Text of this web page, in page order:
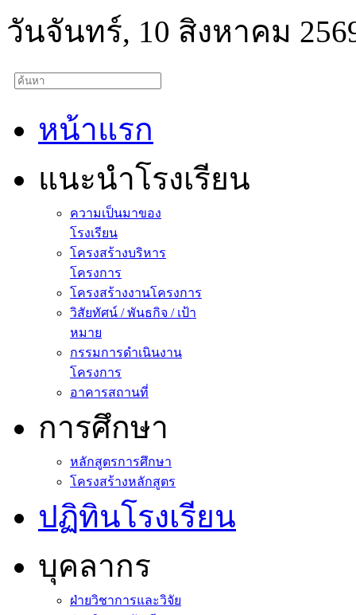
วันจันทร์, 10 สิงหาคม
หน้าแรก
แนะนำโรงเรียน
ความเป็นมาของ
โรงเรียน
โครงสร้างบริหาร
โครงการ
โครงสร้างงานโครงการ
วิสัยทัศน์ / พันธกิจ / เป้า
หมาย
กรรมการดำเนินงาน
โครงการ
อาคารสถานที่
การศึกษา
หลักสูตรการศึกษา
โครงสร้างหลักสูตร
ปฏิทินโรงเรียน
บุคลากร
ฝ่ายวิชาการและวิจัย